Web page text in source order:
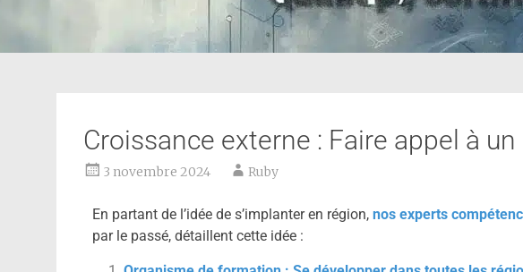
Croissance externe : Faire appel à
3 novembre 2024 Ruby
En partant de l’idée de s’implanter en région, nos experts
par le passé, détaillent cette idée :